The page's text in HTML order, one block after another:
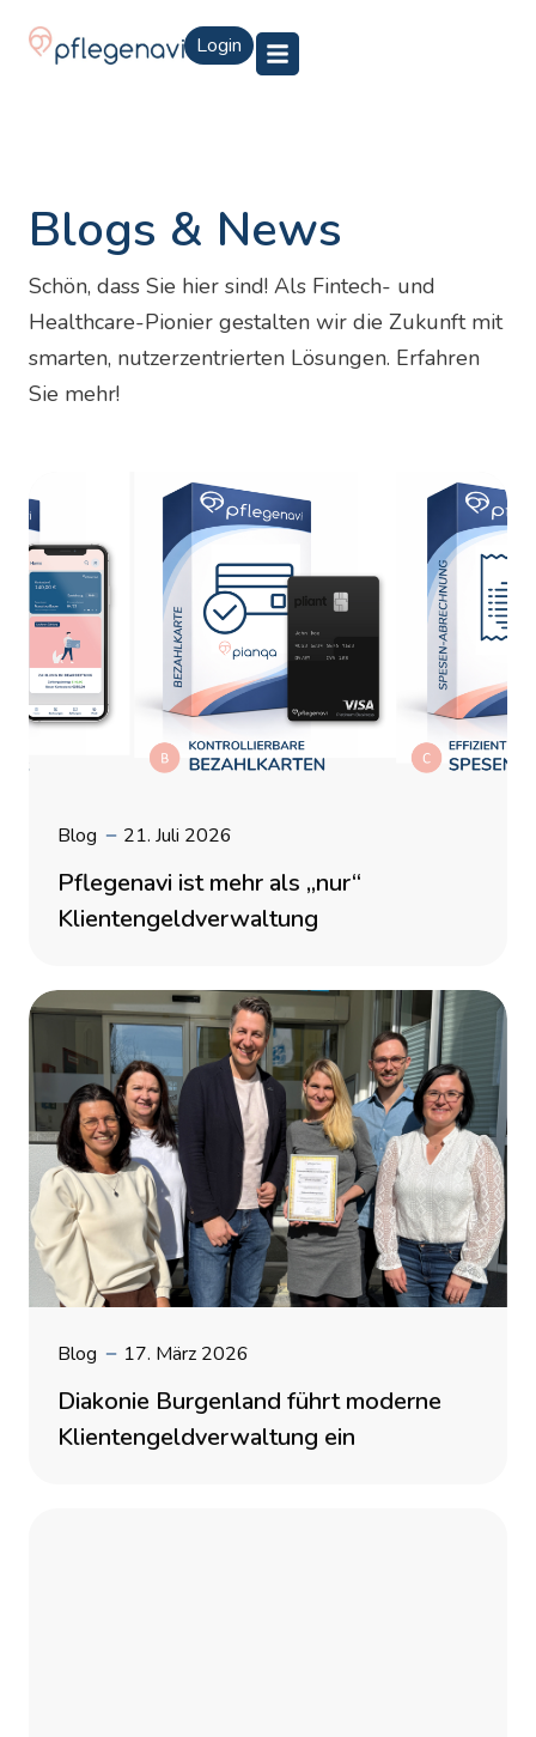
Login
Blogs & News
Schön, dass Sie hier sind! Als Fintech- und
Healthcare-Pionier gestalten wir die Zukunft mit
smarten, nutzerzentrierten Lösungen. Erfahren
Sie mehr!
Blog 21. Juli 2026
Pflegenavi ist mehr als „nur“
Klientengeldverwaltung
Blog 17. März 2026
Diakonie Burgenland führt moderne
Klientengeldverwaltung ein